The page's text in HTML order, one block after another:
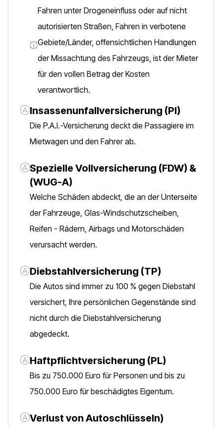
Fahren unter Drogeneinfluss oder auf nicht
autorisierten Straßen, Fahren in verbotene
Gebiete/Länder, offensichtlichen Handlungen
der Missachtung des Fahrzeugs, ist der Mieter
für den vollen Betrag der Kosten
verantwortlich.
Insassenunfallversicherung (PI)
Die P.A.I.-Versicherung deckt die Passagiere im
Mietwagen und den Fahrer ab.
Spezielle Vollversicherung (FDW) &
(WUG-A)
Welche Schäden abdeckt, die an der Unterseite
der Fahrzeuge, Glas-Windschutzscheiben,
Reifen - Rädern, Airbags und Motorschäden
verursacht werden.
Diebstahlversicherung (TP)
Die Autos sind immer zu 100 % gegen Diebstahl
versichert, Ihre persönlichen Gegenstände sind
nicht durch die Diebstahlversicherung
abgedeckt.
Haftpflichtversicherung (PL)
Bis zu 750.000 Euro für Personen und bis zu
750.000 Euro für beschädigtes Eigentum.
Verlust von Autoschlüsseln)